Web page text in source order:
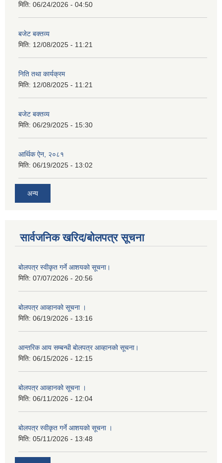
मिति: 06/24/2026 - 04:50
बजेट बक्तव्य
मिति: 12/08/2025 - 11:21
निति तथा कार्यक्रम
मिति: 12/08/2025 - 11:21
बजेट बक्तव्य
मिति: 06/29/2025 - 15:30
आर्थिक ऐन, २०८१
मिति: 06/19/2025 - 13:02
अन्य
सार्वजनिक खरिद/बोलपत्र सूचना
बोलपत्र स्वीकृत गर्ने आशयको सूचना।
मिति: 07/07/2026 - 20:56
बोलपत्र आव्हानको सूचना ।
मिति: 06/19/2026 - 13:16
आन्तरिक आय सम्बन्धी बोलपत्र आव्हानको सूचना।
मिति: 06/15/2026 - 12:15
बोलपत्र आव्हानको सूचना ।
मिति: 06/11/2026 - 12:04
बोलपत्र स्वीकृत गर्ने आशयको सूचना ।
मिति: 05/11/2026 - 13:48